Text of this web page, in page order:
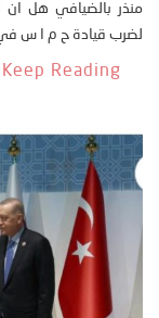
منذر بالضيافي هل ان
لضرب قيادة ح م ا س
Keep Reading